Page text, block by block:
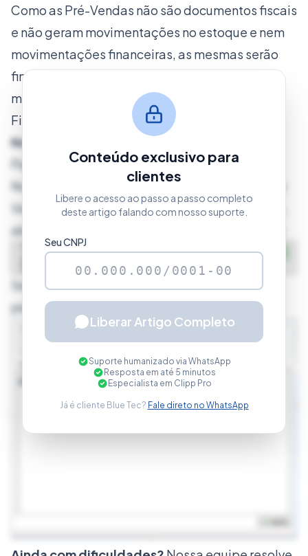
Como as Pré-Vendas não são documentos fiscais
e não geram movimentações no estoque e nem
movimentações financeiras, as mesmas serão
finalizadas apenas mediante o faturamento da
mesma na Nota Fiscal, Cupom Fiscal, Nota
Fiscal de Consumidor Eletrônica ou SAT.
Nota Fiscal de Venda/Nota Fiscal Eletrônica
Para finalizar uma Pré-Venda através de uma
Nota Fiscal, acesse o módulo de Nota Fiscal de
Venda/Nota Fiscal Eletrônica em seu Clipp Pro,
abra uma nova nota e clique no botão
Selecione a opção Pré-Venda e localize o
pedido que será faturado:
Confirme a importação, verifique as informações
Conteúdo exclusivo para
clientes
Libere o acesso ao passo a passo completo
deste artigo falando com nosso suporte.
Seu CNPJ
Liberar Artigo Completo
Suporte humanizado via WhatsApp
Resposta em até 5 minutos
Especialista em Clipp Pro
Já é cliente Blue Tec? Fale direto no WhatsApp